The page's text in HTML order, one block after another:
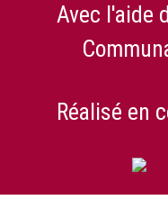
Avec l'aide
Réalisé en